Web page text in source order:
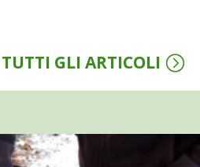
TUTTI GLI ARTICOLI